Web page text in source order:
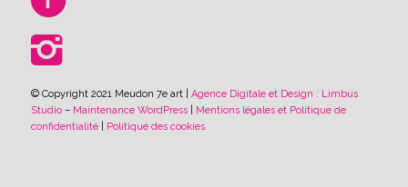
© Copyright 2021 Meudon 7e art | Agence Digitale et Design : Limbus
Studio– Maintenance WordPress|
Mentions légales et Politique de
confidentialité| Politique des cookies